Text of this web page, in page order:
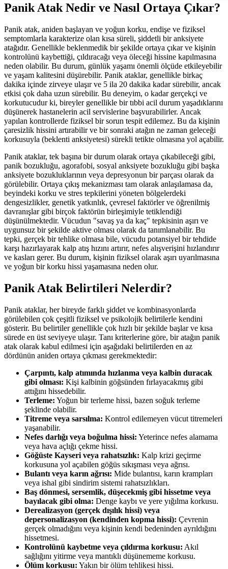
Panik Atak Nedir ve Nasıl Ortaya Çıkar?
Panik atak, aniden başlayan ve yoğun korku, endişe ve fiziksel
semptomlarla karakterize olan kısa süreli, şiddetli bir anksiyete
atağıdır. Genellikle beklenmedik bir şekilde ortaya çıkar ve kişinin
kontrolünü kaybettiği, çıldıracağı veya öleceği hissine kapılmasına
neden olabilir. Bu durum, günlük yaşamı önemli ölçüde etkileyebilir
ve yaşam kalitesini düşürebilir. Panik ataklar, genellikle birkaç
dakika içinde zirveye ulaşır ve 5 ila 20 dakika kadar sürebilir, ancak
etkisi çok daha uzun sürebilir. Bu deneyim, o kadar gerçekçi ve
korkutucudur ki, bireyler genellikle bir tıbbi acil durum yaşadıklarını
düşünerek hastanelerin acil servislerine başvurabilirler. Ancak
yapılan kontrollerde fiziksel bir sorun tespit edilemez. Bu da kişinin
çaresizlik hissini artırabilir ve bir sonraki atağın ne zaman geleceği
korkusuyla (beklenti anksiyetesi) sürekli tetikte olmasına yol açabilir.
Panik ataklar, tek başına bir durum olarak ortaya çıkabileceği gibi,
panik bozukluğu, agorafobi, sosyal anksiyete bozukluğu gibi başka
anksiyete bozukluklarının veya depresyonun bir parçası olarak da
görülebilir. Ortaya çıkış mekanizması tam olarak anlaşılamasa da,
beyindeki korku ve stres tepkilerini yöneten bölgelerdeki
dengesizlikler, genetik yatkınlık, çevresel faktörler ve öğrenilmiş
davranışlar gibi birçok faktörün birleşimiyle tetiklendiği
düşünülmektedir. Vücudun "savaş ya da kaç" tepkisinin aşırı ve
uygunsuz bir şekilde aktive olması olarak da tanımlanabilir. Bu
tepki, gerçek bir tehlike olmasa bile, vücudu potansiyel bir tehdide
karşı hazırlayarak kalp atış hızını artırır, nefes alışverişini hızlandırır
ve kasları gerer. Bu durum, kişinin fiziksel olarak aşırı uyarılmasına
ve yoğun bir korku hissi yaşamasına neden olur.
Panik Atak Belirtileri Nelerdir?
Panik ataklar, her bireyde farklı şiddet ve kombinasyonlarda
görülebilen çok çeşitli fiziksel ve psikolojik belirtilerle kendini
gösterir. Bu belirtiler genellikle çok hızlı bir şekilde başlar ve kısa
sürede en üst seviyeye ulaşır. Tanı kriterlerine göre, bir atağın panik
atak olarak kabul edilmesi için aşağıdaki belirtilerden en az
dördünün aniden ortaya çıkması gerekmektedir:
Çarpıntı, kalp atımında hızlanma veya kalbin duracak
gibi olması: Kişi kalbinin göğsünden fırlayacakmış gibi
attığını hissedebilir.
Terleme: Yoğun bir terleme hissi, bazen soğuk terleme
şeklinde olabilir.
Titreme veya sarsılma: Kontrol edilemeyen vücut titremeleri
yaşanabilir.
Nefes darlığı veya boğulma hissi: Yeterince nefes alamama
veya hava açlığı çekme hissi.
Göğüste Kayseri veya rahatsızlık: Kalp krizi geçirme
korkusuna yol açabilen göğüs sıkışması veya ağrısı.
Bulantı veya karın ağrısı: Mide bulantısı, karın krampları
veya ishal gibi sindirim sistemi rahatsızlıkları.
Baş dönmesi, sersemlik, düşecekmiş gibi hissetme veya
bayılacak gibi olma: Denge kaybı ve yere yığılma korkusu.
Derealizasyon (gerçek dışılık hissi) veya
depersonalizasyon (kendinden kopma hissi): Çevrenin
gerçek olmadığını veya kişinin kendi bedeninden ayrıldığını
hissetmesi.
Kontrolünü kaybetme veya çıldırma korkusu: Akıl
sağlığını yitirme veya mantıklı düşünememe korkusu.
Ölüm korkusu: Yakın bir ölüm tehlikesi hissi.